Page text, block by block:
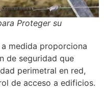
Proteger su
medida proporciona
de seguridad que
perimetral en red,
de acceso a edificios.